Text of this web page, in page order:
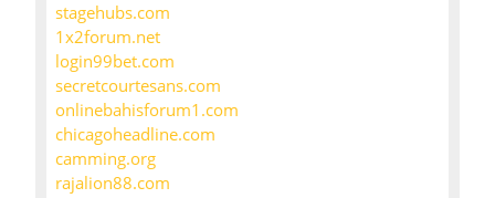
stagehubs.com
1x2forum.net
login99bet.com
secretcourtesans.com
onlinebahisforum1.com
chicagoheadline.com
camming.org
rajalion88.com